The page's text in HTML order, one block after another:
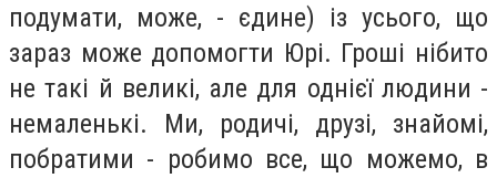
подумати, може, - єдине) із усього, що
зараз може допомогти Юрі. Гроші нібито
не такі й великі, але для однієї людини -
немаленькі. Ми, родичі, друзі, знайомі,
побратими - робимо все, що можемо, в